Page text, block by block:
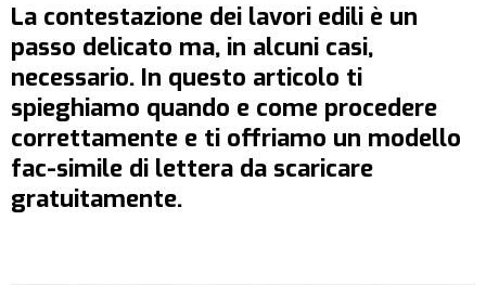
La contestazione dei lavori edili è un
passo delicato ma, in alcuni casi,
necessario. In questo articolo ti
spieghiamo quando e come procedere
correttamente e ti offriamo un modello
fac-simile di lettera da scaricare
gratuitamente.